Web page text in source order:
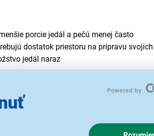
porcie jedál a pečú menej často
dostatok priestoru na prípravu svojich
jedál naraz
. Je ideálnou voľbou pre kuchyne, kde
doska
, avšak dostupné sú aj